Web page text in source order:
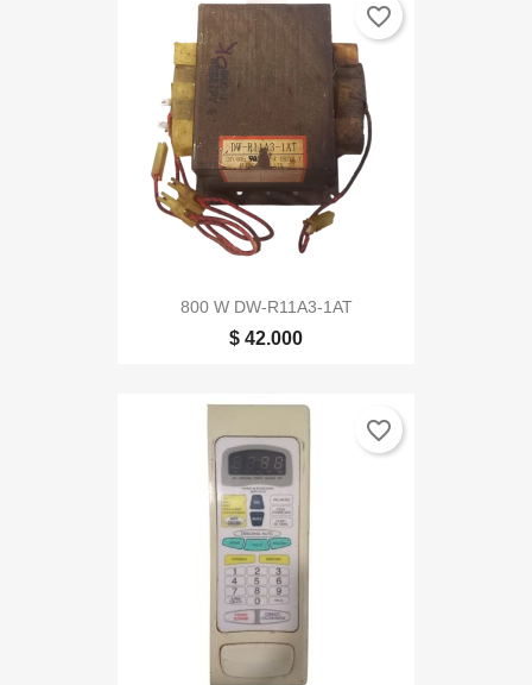
800 W DW-R11A3-1AT
$ 42.000
favorite_border
favorite_border